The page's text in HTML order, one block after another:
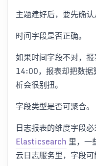
主题建好后，要先确认
时间字段是否正确。
如果时间字段不对，
14:00，报表却把数
析会很别扭。
字段类型是否可聚合。
日志报表的维度字段
Elasticsearch里，一
云日志服务里，字段可